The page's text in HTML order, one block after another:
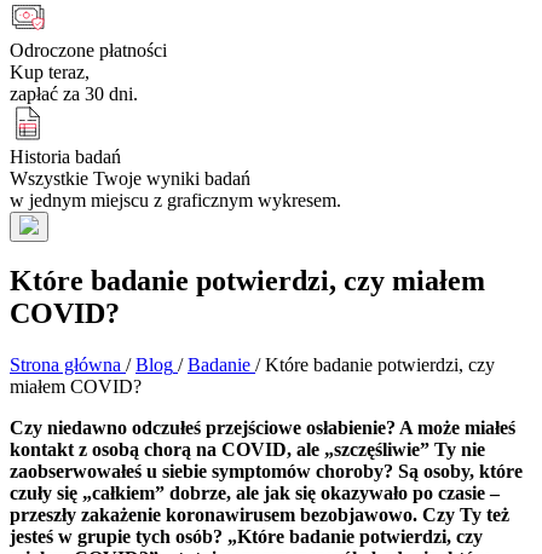
Odroczone płatności
Kup teraz,
zapłać za 30 dni.
Historia badań
Wszystkie Twoje wyniki badań
w jednym miejscu z graficznym wykresem.
Które badanie potwierdzi, czy miałem
COVID?
Strona główna / Blog / Badanie / Które badanie potwierdzi, czy
miałem COVID?
Czy niedawno odczułeś przejściowe osłabienie? A może miałeś
kontakt z osobą chorą na COVID, ale „szczęśliwie” Ty nie
zaobserwowałeś u siebie symptomów choroby? Są osoby, które
czuły się „całkiem” dobrze, ale jak się okazywało po czasie –
przeszły zakażenie koronawirusem bezobjawowo. Czy Ty też
jesteś w grupie tych osób? „Które badanie potwierdzi, czy